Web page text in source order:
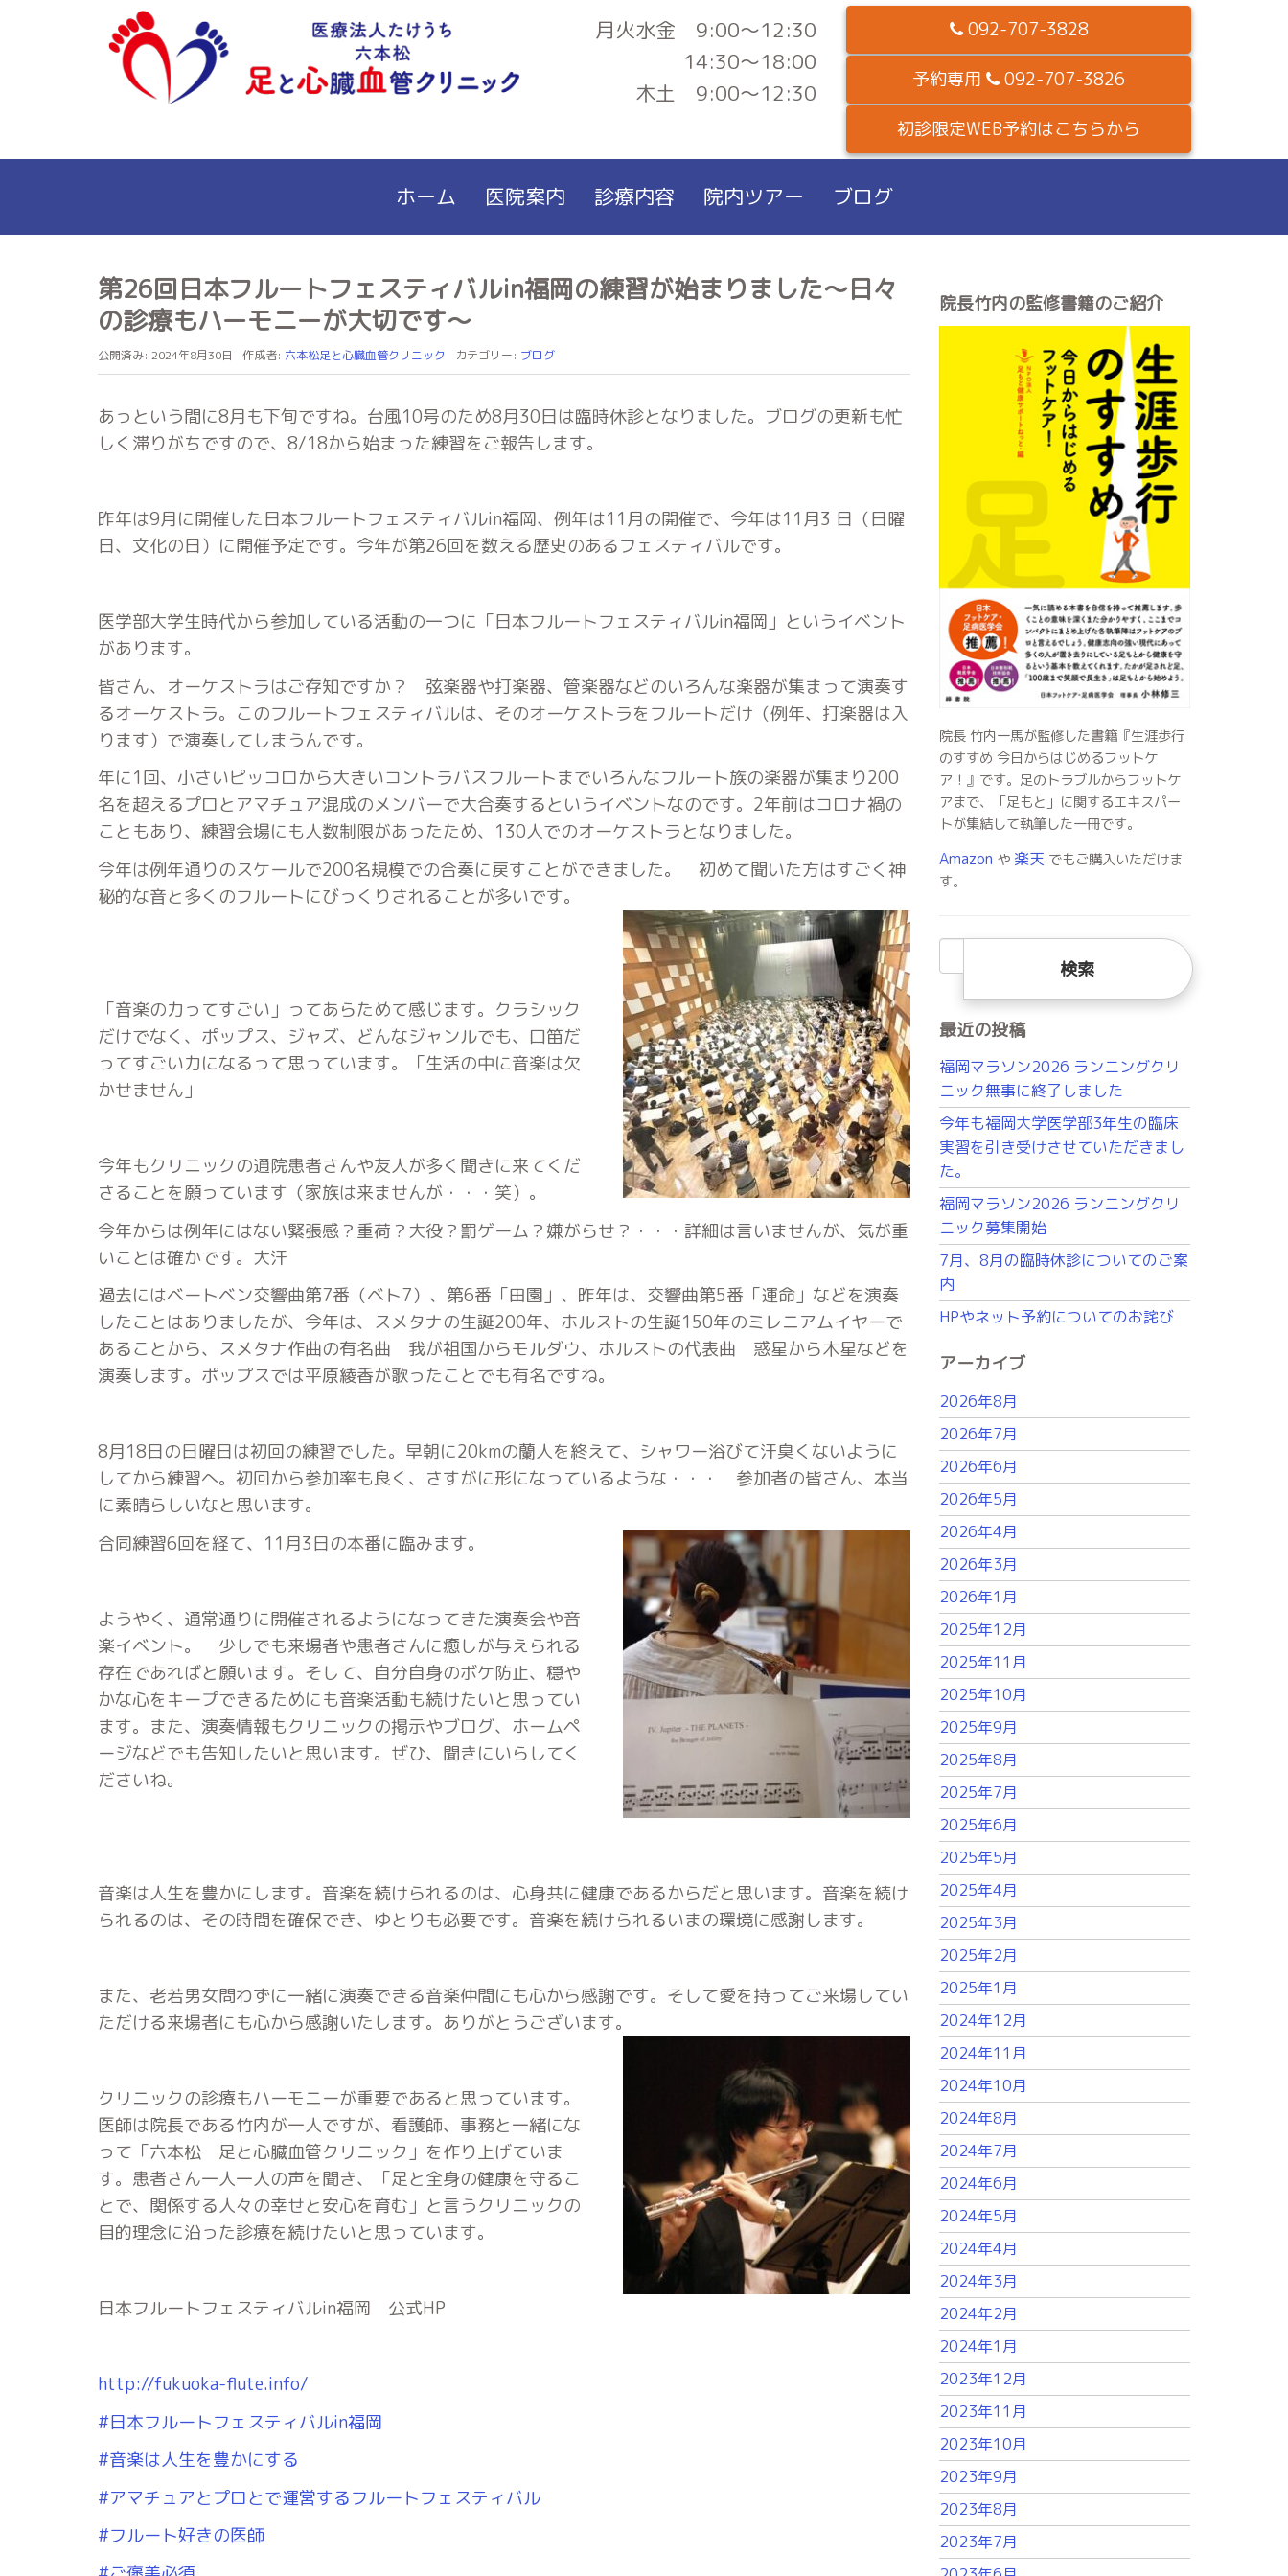
月火水金 9:00～12:30
14:30～18:00
木土 9:00～12:30
092-707-3828
予約専用 092-707-3826
初診限定WEB予約はこちらから
ホーム 医院案内 診療内容 院内ツアー ブログ
第26回日本フルートフェスティバルin福岡の練習が始まりました〜日々
の診療もハーモニーが大切です〜
公開済み: 2024年8月30日 作成者: 六本松足と心臓血管クリニック カテゴリー: ブログ
あっという間に8月も下旬ですね。台風10号のため8月30日は臨時休診となりました。ブログの更新も忙
しく滞りがちですので、8/18から始まった練習をご報告します。
昨年は9月に開催した日本フルートフェスティバルin福岡、例年は11月の開催で、今年は11月3 日（日曜
日、文化の日）に開催予定です。今年が第26回を数える歴史のあるフェスティバルです。
医学部大学生時代から参加している活動の一つに「日本フルートフェスティバルin福岡」というイベント
があります。
皆さん、オーケストラはご存知ですか？ 弦楽器や打楽器、管楽器などのいろんな楽器が集まって演奏す
るオーケストラ。このフルートフェスティバルは、そのオーケストラをフルートだけ（例年、打楽器は入
ります）で演奏してしまうんです。
年に1回、小さいピッコロから大きいコントラバスフルートまでいろんなフルート族の楽器が集まり200
名を超えるプロとアマチュア混成のメンバーで大合奏するというイベントなのです。2年前はコロナ禍の
こともあり、練習会場にも人数制限があったため、130人でのオーケストラとなりました。
今年は例年通りのスケールで200名規模での合奏に戻すことができました。 初めて聞いた方はすごく神
秘的な音と多くのフルートにびっくりされることが多いです。
「音楽の力ってすごい」ってあらためて感じます。クラシック
だけでなく、ポップス、ジャズ、どんなジャンルでも、口笛だ
ってすごい力になるって思っています。「生活の中に音楽は欠
かせません」
今年もクリニックの通院患者さんや友人が多く聞きに来てくだ
さることを願っています（家族は来ませんが・・・笑）。
今年からは例年にはない緊張感？重荷？大役？罰ゲーム？嫌がらせ？・・・詳細は言いませんが、気が重
いことは確かです。大汗
過去にはベートベン交響曲第7番（ベト7）、第6番「田園」、昨年は、交響曲第5番「運命」などを演奏
したことはありましたが、今年は、スメタナの生誕200年、ホルストの生誕150年のミレニアムイヤーで
あることから、スメタナ作曲の有名曲 我が祖国からモルダウ、ホルストの代表曲 惑星から木星などを
演奏します。ポップスでは平原綾香が歌ったことでも有名ですね。
8月18日の日曜日は初回の練習でした。早朝に20kmの蘭人を終えて、シャワー浴びて汗臭くないように
してから練習へ。初回から参加率も良く、さすがに形になっているような・・・ 参加者の皆さん、本当
に素晴らしいなと思います。
合同練習6回を経て、11月3日の本番に臨みます。
ようやく、通常通りに開催されるようになってきた演奏会や音
楽イベント。 少しでも来場者や患者さんに癒しが与えられる
存在であればと願います。そして、自分自身のボケ防止、穏や
かな心をキープできるためにも音楽活動も続けたいと思ってい
ます。また、演奏情報もクリニックの掲示やブログ、ホームペ
ージなどでも告知したいと思います。ぜひ、聞きにいらしてく
ださいね。
音楽は人生を豊かにします。音楽を続けられるのは、心身共に健康であるからだと思います。音楽を続け
られるのは、その時間を確保でき、ゆとりも必要です。音楽を続けられるいまの環境に感謝します。
また、老若男女問わずに一緒に演奏できる音楽仲間にも心から感謝です。そして愛を持ってご来場してい
ただける来場者にも心から感謝いたします。ありがとうございます。
クリニックの診療もハーモニーが重要であると思っています。
医師は院長である竹内が一人ですが、看護師、事務と一緒にな
って「六本松 足と心臓血管クリニック」を作り上げていま
す。患者さん一人一人の声を聞き、「足と全身の健康を守るこ
とで、関係する人々の幸せと安心を育む」と言うクリニックの
目的理念に沿った診療を続けたいと思っています。
日本フルートフェスティバルin福岡 公式HP
http://fukuoka-flute.info/
#日本フルートフェスティバルin福岡
#音楽は人生を豊かにする
#アマチュアとプロとで運営するフルートフェスティバル
#フルート好きの医師
院長竹内の監修書籍のご紹介
院長 竹内一馬が監修した書籍『生涯歩行
のすすめ 今日からはじめるフットケ
ア！』です。足のトラブルからフットケ
アまで、「足もと」に関するエキスパー
トが集結して執筆した一冊です。
Amazon や 楽天 でもご購入いただけま
す。
検
索:
最近の投稿
福岡マラソン2026 ランニングクリ
ニック無事に終了しました
今年も福岡大学医学部3年生の臨床
実習を引き受けさせていただきまし
た。
福岡マラソン2026 ランニングクリ
ニック募集開始
7月、8月の臨時休診についてのご案
内
HPやネット予約についてのお詫び
アーカイブ
2026年8月
2026年7月
2026年6月
2026年5月
2026年4月
2026年3月
2026年1月
2025年12月
2025年11月
2025年10月
2025年9月
2025年8月
2025年7月
2025年6月
2025年5月
2025年4月
2025年3月
2025年2月
2025年1月
2024年12月
2024年11月
2024年10月
2024年8月
2024年7月
2024年6月
2024年5月
2024年4月
2024年3月
2024年2月
2024年1月
2023年12月
2023年11月
2023年10月
2023年9月
2023年8月
2023年7月